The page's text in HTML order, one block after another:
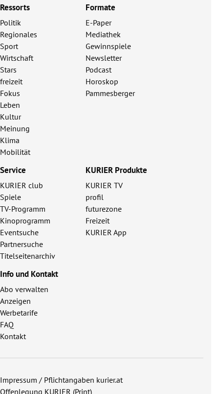
Ressorts
Politik
Regionales
Sport
Wirtschaft
Stars
freizeit
Fokus
Leben
Kultur
Meinung
Klima
Mobilität
Formate
E-Paper
Mediathek
Gewinnspiele
Newsletter
Podcast
Horoskop
Pammesberger
Service
KURIER club
Spiele
TV-Programm
Kinoprogramm
Eventsuche
Partnersuche
Titelseitenarchiv
KURIER Produkte
KURIER TV
profil
futurezone
Freizeit
KURIER App
Info und Kontakt
Abo verwalten
Anzeigen
Werbetarife
FAQ
Kontakt
Impressum / Pflichtangaben kurier.at
Offenlegung KURIER (Print)